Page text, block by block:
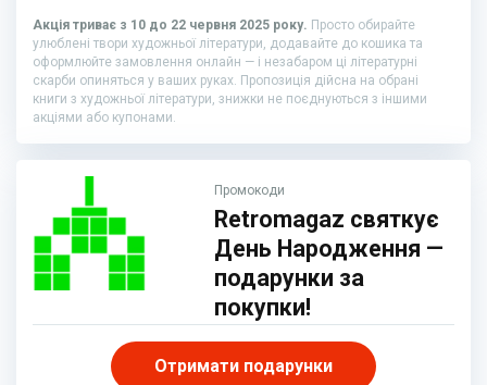
Акція триває з 10 до 22 червня 2025 року. Просто обирайте
улюблені твори художньої літератури, додавайте до кошика та
оформлюйте замовлення онлайн — і незабаром ці літературні
скарби опиняться у ваших руках. Пропозиція дійсна на обрані
книги з художньої літератури, знижки не поєднуються з іншими
акціями або купонами.
Промокоди
Retromagaz святкує
День Народження —
подарунки за
покупки!
Отримати подарунки